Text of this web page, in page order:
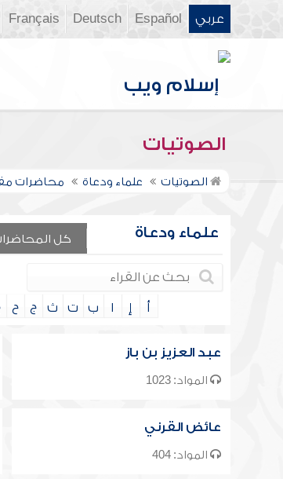
عربي Español
Deutsch
Français
الصوتيات
الصوتيات علماء ودعاة محاضرات
علماء ودعاة كل
أ إ ا ب ت ث ج ح
عبد العزيز بن باز
المواد: 1023
عائض القرني
المواد: 404